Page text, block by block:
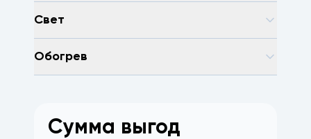
Свет
Обогрев
Сумма выгод